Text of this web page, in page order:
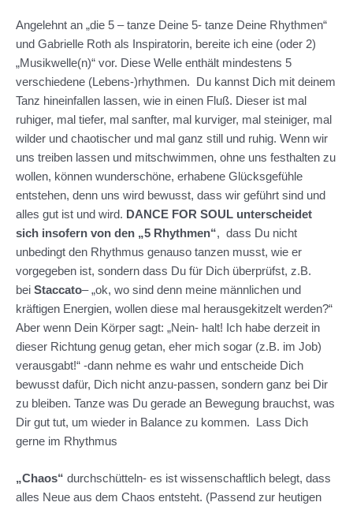
Angelehnt an „die 5 – tanze Deine 5- tanze Deine Rhythmen“
und Gabrielle Roth als Inspiratorin, bereite ich eine (oder 2)
„Musikwelle(n)“ vor. Diese Welle enthält mindestens 5
verschiedene (Lebens-)rhythmen. Du kannst Dich mit deinem
Tanz hineinfallen lassen, wie in einen Fluß. Dieser ist mal
ruhiger, mal tiefer, mal sanfter, mal kurviger, mal steiniger, mal
wilder und chaotischer und mal ganz still und ruhig. Wenn wir
uns treiben lassen und mitschwimmen, ohne uns festhalten zu
wollen, können wunderschöne, erhabene Glücksgefühle
entstehen, denn uns wird bewusst, dass wir geführt sind und
alles gut ist und wird. DANCE FOR SOUL unterscheidet
sich insofern von den „5 Rhythmen“, dass Du nicht
unbedingt den Rhythmus genauso tanzen musst, wie er
vorgegeben ist, sondern dass Du für Dich überprüfst, z.B.
bei Staccato– „ok, wo sind denn meine männlichen und
kräftigen Energien, wollen diese mal herausgekitzelt werden?“
Aber wenn Dein Körper sagt: „Nein- halt! Ich habe derzeit in
dieser Richtung genug getan, eher mich sogar (z.B. im Job)
verausgabt!“ -dann nehme es wahr und entscheide Dich
bewusst dafür, Dich nicht anzu-passen, sondern ganz bei Dir
zu bleiben. Tanze was Du gerade an Bewegung brauchst, was
Dir gut tut, um wieder in Balance zu kommen. Lass Dich
gerne im Rhythmus
„Chaos“ durchschütteln- es ist wissenschaftlich belegt, dass
alles Neue aus dem Chaos entsteht. (Passend zur heutigen